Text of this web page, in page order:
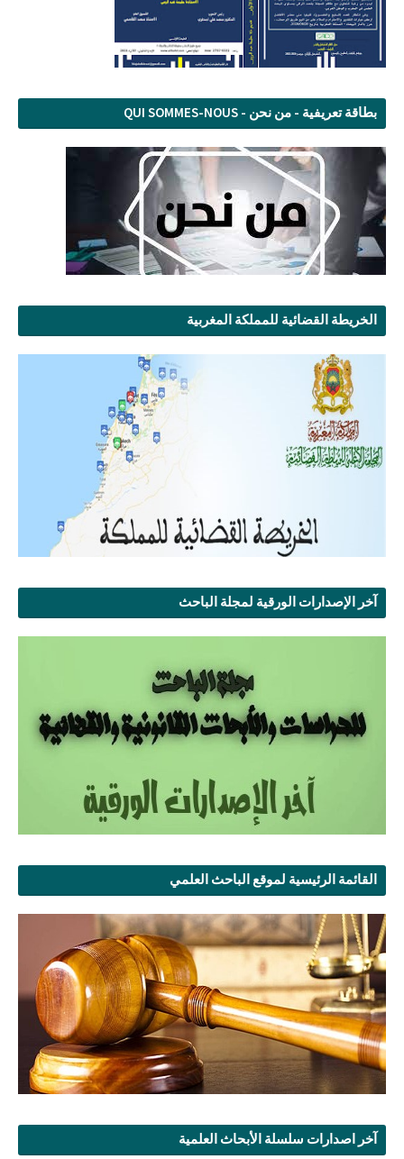
بطاقة تعريفية - من نحن - QUI SOMMES-NOUS
الخريطة القضائية للمملكة المغربية
آخر الإصدارات الورقية لمجلة الباحث
القائمة الرئيسية لموقع الباحث العلمي
آخر اصدارات سلسلة الأبحاث العلمية